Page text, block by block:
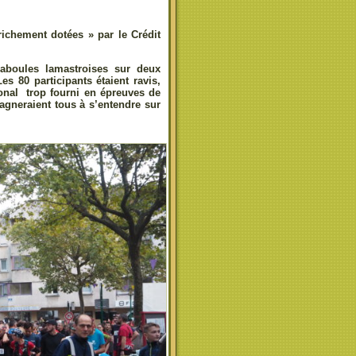
dotées » par le Crédit
lamastroises sur deux
80 participants étaient ravis,
trop fourni en épreuves de
tous à s’entendre sur